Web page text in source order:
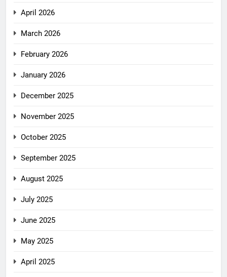
April 2026
March 2026
February 2026
January 2026
December 2025
November 2025
October 2025
September 2025
August 2025
July 2025
June 2025
May 2025
April 2025